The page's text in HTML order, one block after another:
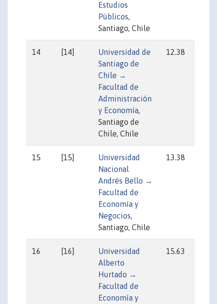
Estudios
Públicos,
Santiago, Chile
14 [14]
Universidad de
Santiago de
Chile →
Facultad de
Administración
y Economía,
Santiago de
Chile, Chile
12.38
15 [15]
Universidad
Nacional
Andrés Bello →
Facultad de
Economía y
Negocios,
Santiago, Chile
13.38
16 [16]
Universidad
Alberto
Hurtado →
Facultad de
Economía y
15.63